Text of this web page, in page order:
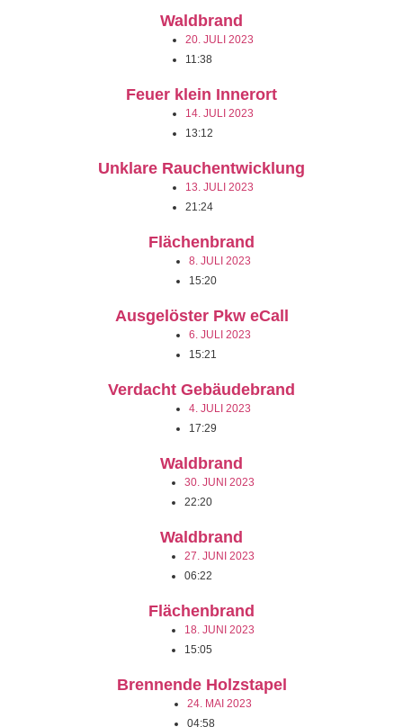
Waldbrand
20. JULI 2023
11:38
Feuer klein Innerort
14. JULI 2023
13:12
Unklare Rauchentwicklung
13. JULI 2023
21:24
Flächenbrand
8. JULI 2023
15:20
Ausgelöster Pkw eCall
6. JULI 2023
15:21
Verdacht Gebäudebrand
4. JULI 2023
17:29
Waldbrand
30. JUNI 2023
22:20
Waldbrand
27. JUNI 2023
06:22
Flächenbrand
18. JUNI 2023
15:05
Brennende Holzstapel
24. MAI 2023
04:58